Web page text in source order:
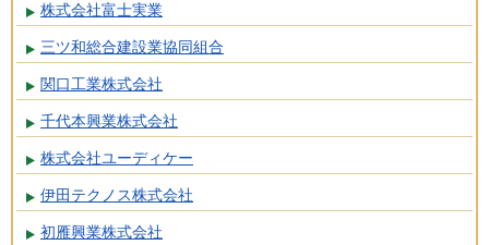
株式会社富士実業
三ツ和総合建設業協同組合
関口工業株式会社
千代本興業株式会社
株式会社ユーディケー
伊田テクノス株式会社
初雁興業株式会社